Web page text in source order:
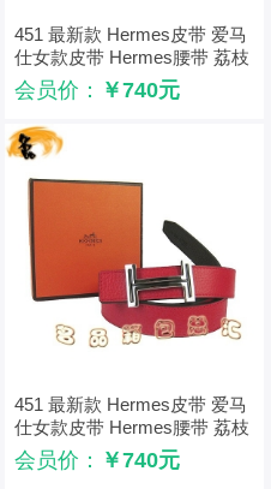
451 最新款 Hermes皮带 爱马
仕女款皮带 Hermes腰带 荔枝
纹红配浅啡 浅金配白扣3cm
会员价： ￥740元
451 最新款 Hermes皮带 爱马
仕女款皮带 Hermes腰带 荔枝
纹红配黑 银配黑扣3cm
会员价： ￥740元